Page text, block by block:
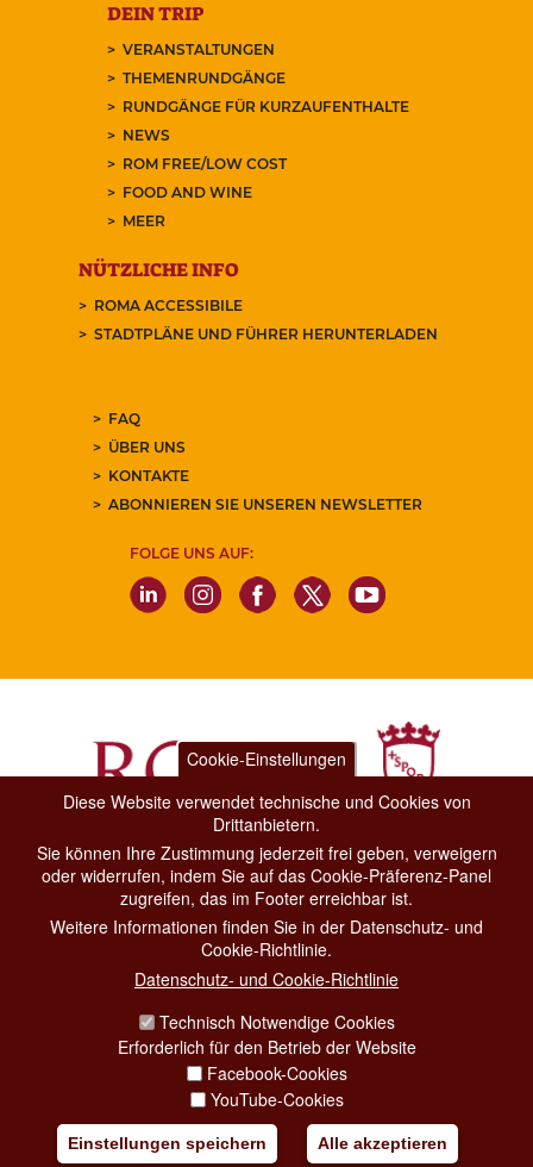
DEIN TRIP
VERANSTALTUNGEN
THEMENRUNDGÄNGE
RUNDGÄNGE FÜR KURZAUFENTHALTE
NEWS
ROM FREE/LOW COST
FOOD AND WINE
MEER
NÜTZLICHE INFO
ROMA ACCESSIBILE
STADTPLÄNE UND FÜHRER HERUNTERLADEN
FAQ
ÜBER UNS
KONTAKTE
ABONNIEREN SIE UNSEREN NEWSLETTER
FOLGE UNS AUF:
Dipartimento Grandi Eventi, Sport, Turismo e Moda.
Via di San Basilio, 51
00187 Roma
CONTACT CENTER TEL. 06 06 08
CONTATTA LA REDAZIONE
SOCIAL MEDIA POLICY
Cookie-Einstellungen
Diese Website verwendet technische und Cookies von
Drittanbietern.
Sie können Ihre Zustimmung jederzeit frei geben, verweigern
oder widerrufen, indem Sie auf das Cookie-Präferenz-Panel
zugreifen, das im Footer erreichbar ist.
Weitere Informationen finden Sie in der Datenschutz- und
Cookie-Richtlinie.
Datenschutz- und Cookie-Richtlinie
Technisch Notwendige Cookies
Erforderlich für den Betrieb der Website
Facebook-Cookies
YouTube-Cookies
Einstellungen speichern Alle akzeptieren